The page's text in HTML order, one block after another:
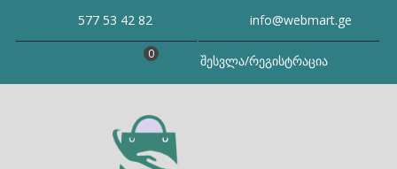
577 53 42 82 info@webmart.ge
შესვლა/რეგისტრაცია
0